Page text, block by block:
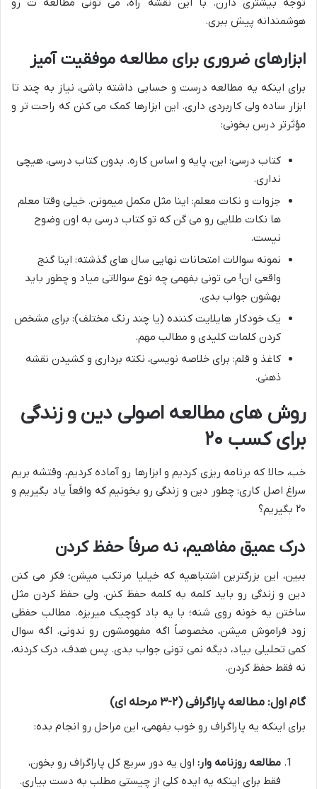
هوشمندانه پیش ببری.
ابزارهای ضروری برای مطالعه موفقیت آمیز
برای اینکه یه مطالعه درست و حسابی داشته باشی، نیاز به چند تا
ابزار ساده ولی کاربردی داری. این ابزارها کمک می کنن که راحت تر و
مؤثرتر درس بخونی:
کتاب درسی: این، پایه و اساس کاره. بدون کتاب درسی، هیچی
نداری.
جزوات و نکات معلم: اینا مثل مکمل میمونن. خیلی وقتا معلم
ها نکات طلایی رو می گن که تو کتاب درسی به اون وضوح
نیست.
نمونه سوالات امتحانات نهایی سال های گذشته: اینا گنج
واقعی ان! می تونی بفهمی چه نوع سوالاتی میاد و چطور باید
بهشون جواب بدی.
یک خودکار هایلایت کننده (یا چند رنگ مختلف): برای مشخص
کردن کلمات کلیدی و مطالب مهم.
کاغذ و قلم: برای خلاصه نویسی، نکته برداری و کشیدن نقشه
ذهنی.
روش های مطالعه اصولی دین و زندگی
برای کسب ۲۰
خب، حالا که برنامه ریزی کردیم و ابزارها رو آماده کردیم، وقتشه بریم
سراغ اصل کاری: چطور دین و زندگی رو بخونیم که واقعاً یاد بگیریم و
۲۰ بگیریم؟
درک عمیق مفاهیم، نه صرفاً حفظ کردن
ببین، این بزرگترین اشتباهیه که خیلیا مرتکب میشن؛ فکر می کنن
دین و زندگی رو باید کلمه به کلمه حفظ کنن. ولی حفظ کردن مثل
ساختن یه خونه روی شنه؛ با یه باد کوچیک میریزه. مطالب حفظی
زود فراموش میشن، مخصوصاً اگه مفهومشون رو ندونی. اگه سوال
کمی تحلیلی بیاد، دیگه نمی تونی جواب بدی. پس هدف، درک کردنه،
نه فقط حفظ کردن.
گام اول: مطالعه پاراگرافی (۲-۳ مرحله ای)
برای اینکه یه پاراگراف رو خوب بفهمی، این مراحل رو انجام بده:
مطالعه روزنامه وار: اول یه دور سریع کل پاراگراف رو بخون،
فقط برای اینکه یه ایده کلی از چیستی مطلب به دست بیاری.